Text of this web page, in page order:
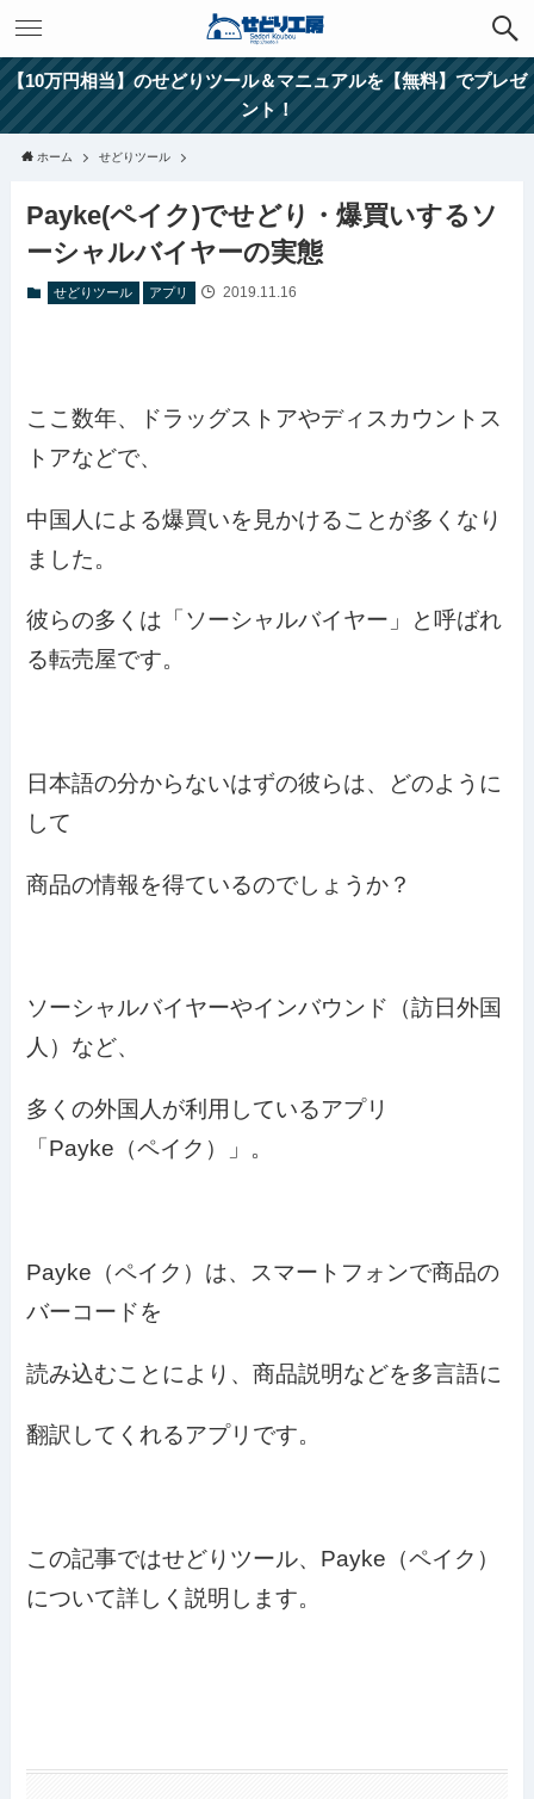
【10万円相当】のせどりツール＆マニュアルを【無料】でプレゼ
ント！
ホーム せどりツール
Payke(ペイク)でせどり・爆買いするソ
ーシャルバイヤーの実態
せどりツール アプリ 2019.11.16
ここ数年、ドラッグストアやディスカウントス
トアなどで、
中国人による爆買いを見かけることが多くなり
ました。
彼らの多くは「ソーシャルバイヤー」と呼ばれ
る転売屋です。
日本語の分からないはずの彼らは、どのように
して
商品の情報を得ているのでしょうか？
ソーシャルバイヤーやインバウンド（訪日外国
人）など、
多くの外国人が利用しているアプリ
「Payke（ペイク）」。
Payke（ペイク）は、スマートフォンで商品の
バーコードを
読み込むことにより、商品説明などを多言語に
翻訳してくれるアプリです。
この記事ではせどりツール、Payke（ペイク）
について詳しく説明します。